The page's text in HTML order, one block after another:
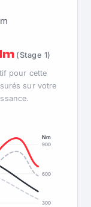
(Stage 1)
pour cette
sur votre
300
600
900
Nm